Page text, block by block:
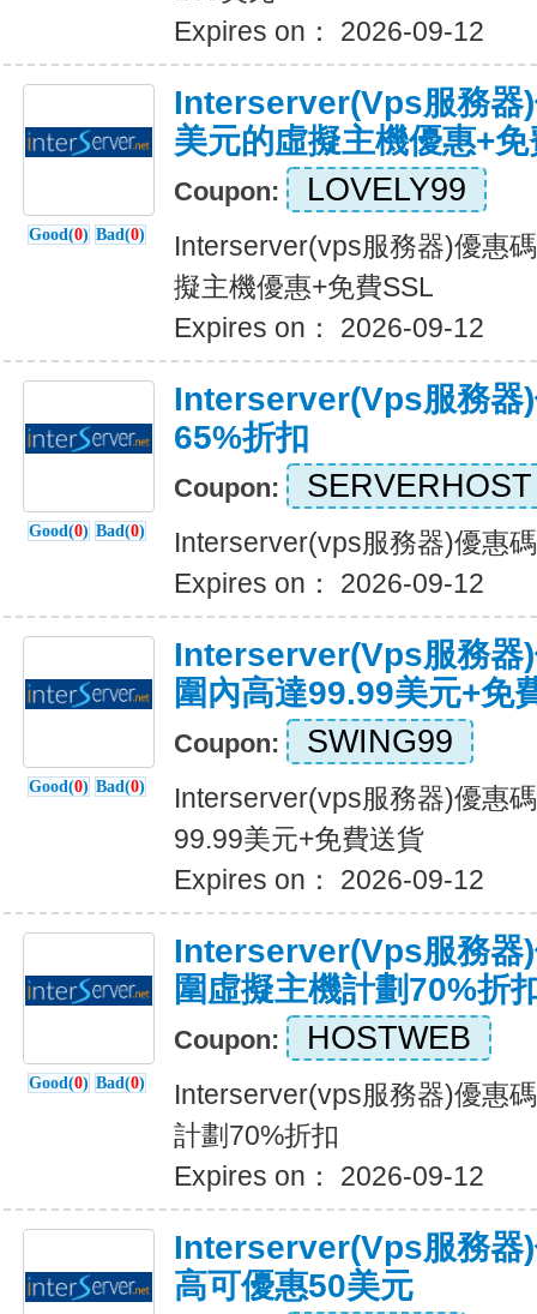
Expires on： 2026-09-12
Good(0) Bad(0)
Interserver(vps服務器
美元的虛擬主機優惠+
Coupon: LOVELY99
Interserver(vps服務器)優惠
擬主機優惠+免費SSL
Expires on： 2026-09-12
Good(0) Bad(0)
Interserver(vps服務器
65%折扣
Coupon: SERVERHOST
Interserver(vps服務器)優惠
Expires on： 2026-09-12
Good(0) Bad(0)
Interserver(vps服務器
圍內高達99.99美元+免
Coupon: SWING99
Interserver(vps服務器)優惠
99.99美元+免費送貨
Expires on： 2026-09-12
Good(0) Bad(0)
Interserver(vps服務器
圍虛擬主機計劃70%折
Coupon: HOSTWEB
Interserver(vps服務器)優惠
計劃70%折扣
Expires on： 2026-09-12
Interserver(vps服務器
高可優惠50美元